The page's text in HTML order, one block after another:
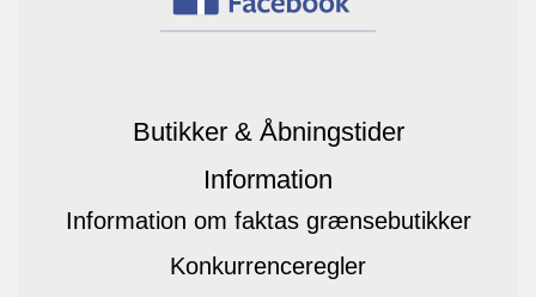
Butikker & Åbningstider
Information
Information om faktas grænsebutikker
Konkurrenceregler